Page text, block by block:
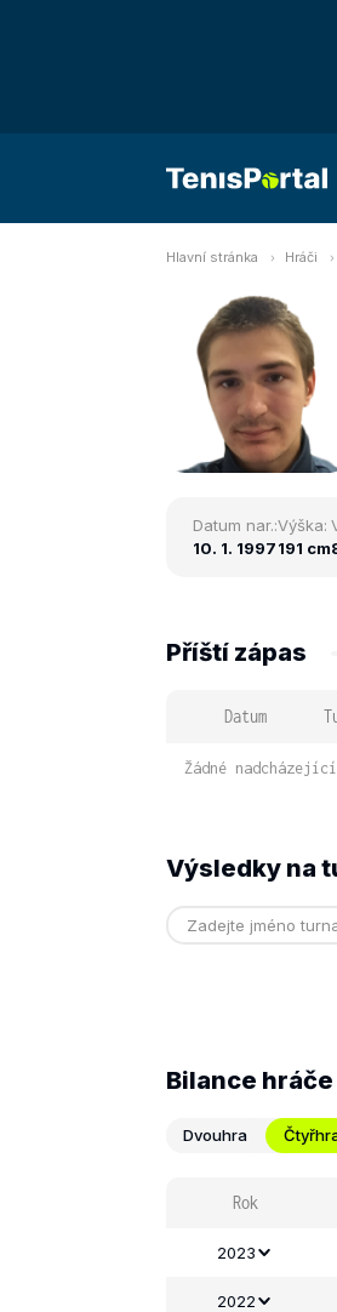
Hlavní stránka Hráči
Datum nar.:
10. 1. 1997
Výška:
191 cm
Příští zápas
Datum
Žádné
Výsledky na
Bilance hráče
Dvouhra
Rok
2023
2022